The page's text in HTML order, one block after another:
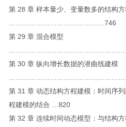
第 28 章 样本量少、变量数多的结构
……………………………………746
第 29 章 混合模型
第 30 章 纵向增长数据的潜曲线建模
第 31 章 动态结构方程建模：时间序
程建模的结合 …820
第 32 章 连续时间动态模型：与结构